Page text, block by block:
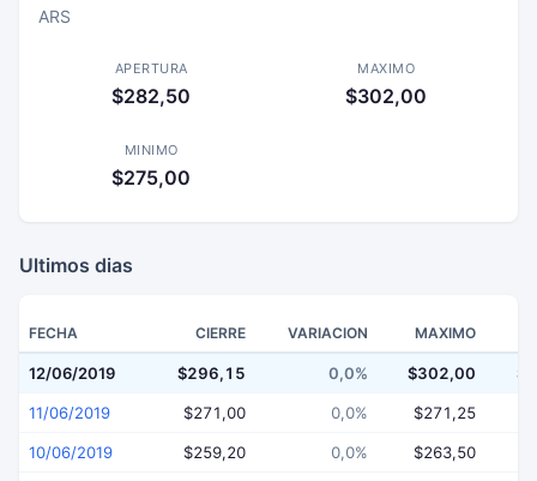
ARS
APERTURA
$282,50
MAXIMO
$302,00
MINIMO
$275,00
Ultimos dias
FECHA CIERRE VARIACION MAXIMO
12/06/2019 $296,15 0,0% $302,00
11/06/2019 $271,00 0,0% $271,25
10/06/2019 $259,20 0,0% $263,50